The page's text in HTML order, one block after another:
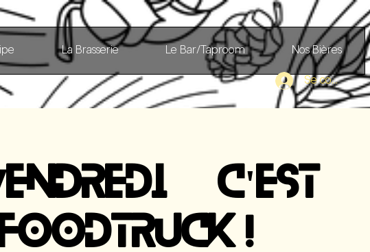
La Brasserie Le Bar/Taproom Nos Bières
Se connecter
C'EST
!